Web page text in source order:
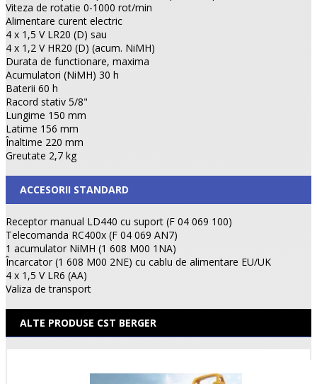
Viteza de rotatie 0-1000 rot/min
Alimentare curent electric
4 x 1,5 V LR20 (D) sau
4 x 1,2 V HR20 (D) (acum. NiMH)
Durata de functionare, maxima
Acumulatori (NiMH) 30 h
Baterii 60 h
Racord stativ 5/8"
Lungime 150 mm
Latime 156 mm
Înaltime 220 mm
Greutate 2,7 kg
ACCESORII STANDARD
Receptor manual LD440 cu suport (F 04 069 100)
Telecomanda RC400x (F 04 069 AN7)
1 acumulator NiMH (1 608 M00 1NA)
Încarcator (1 608 M00 2NE) cu cablu de alimentare EU/UK
4 x 1,5 V LR6 (AA)
Valiza de transport
ALTE PRODUSE CST BERGER